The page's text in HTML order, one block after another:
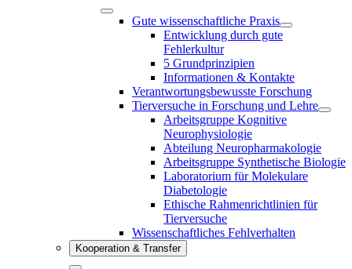
Gute wissenschaftliche Praxis
Entwicklung durch gute
Fehlerkultur
5 Grundprinzipien
Informationen & Kontakte
Verantwortungsbewusste Forschung
Tierversuche in Forschung und Lehre
Arbeitsgruppe Kognitive
Neurophysiologie
Abteilung Neuropharmakologie
Arbeitsgruppe Synthetische Biologie
Laboratorium für Molekulare
Diabetologie
Ethische Rahmenrichtlinien für
Tierversuche
Wissenschaftliches Fehlverhalten
Kooperation & Transfer